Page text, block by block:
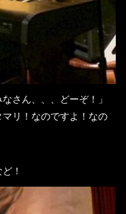
さん、、、どーぞ！」
リ！なのですよ！なの
！